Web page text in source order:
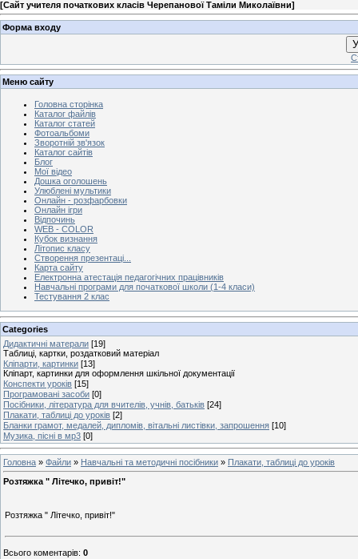
[Сайт учителя початкових класів Черепанової Таміли Миколаївни]
Форма входу
Меню сайту
Головна сторінка
Каталог файлів
Каталог статей
Фотоальбоми
Зворотній зв'язок
Каталог сайтів
Блог
Мої відео
Дошка оголошень
Улюблені мультики
Онлайн - розфарбовки
Онлайн ігри
Відпочинь
WEB - COLOR
Кубок визнання
Літопис класу
Створення презентаці...
Карта сайту
Електронна атестація педагогічних працівників
Навчальні програми для початкової школи (1-4 класи)
Тестування 2 клас
Categories
Дидактичні матерали [19]
Таблиці, картки, роздатковий матеріал
Кліпарти, картинки [13]
Кліпарт, картинки для оформлення шкільної документації
Конспекти уроків [15]
Програмовані засоби [0]
Посібники, література для вчителів, учнів, батьків [24]
Плакати, таблиці до уроків [2]
Бланки грамот, медалей, дипломів, вітальні листівки, запрошення [10]
Музика, пісні в мр3 [0]
Головна » Файли » Навчальні та методичні посібники » Плакати, таблиці до уроків
Розтяжка " Літечко, привіт!"
Розтяжка " Літечко, привіт!"
Всього коментарів: 0